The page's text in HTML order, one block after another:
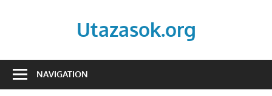
Utazasok.org
NAVIGATION